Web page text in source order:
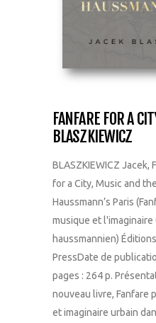
FANFARE FOR A
BLASZKIEWICZ
BLASZKIEWICZ Jacek,
for a City, Music and
Haussmann’s Paris
musique et l'imaginaire
haussmannien)
PressDate de
pages : 264 p.
nouveau livre, Fanfare
et imaginaire urbain